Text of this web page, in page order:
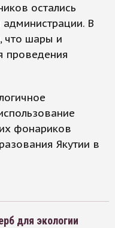
остались
В
что шары и
проведения
фонариков
Якутии в
для экологии